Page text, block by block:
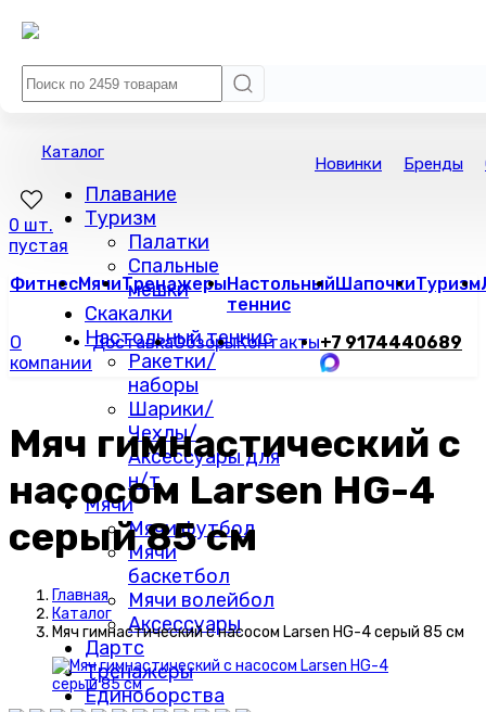
Каталог
Плавание
Туризм
Палатки
Спальные
мешки
Скакалки
Настольный теннис
Ракетки/
наборы
Шарики/
Чехлы/
Аксессуары для
н/т
Мячи
Мячи футбол
Мячи
баскетбол
Мячи волейбол
Аксессуары
Дартс
Тренажеры
Единоборства
Новинки Бренды
0 шт.
пустая
ФитнесМячиТренажерыНастольный
теннис
ШапочкиТуризм
О
компании
ДоставкаОбзорыКонтакты+7 9174440689
Мяч гимнастический с
насосом Larsen HG-4
серый 85 см
Главная
Каталог
Мяч гимнастический с насосом Larsen HG-4 серый 85 см